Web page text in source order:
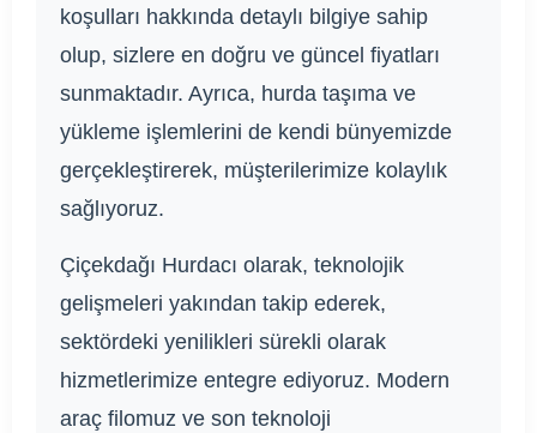
koşulları hakkında detaylı bilgiye sahip
olup, sizlere en doğru ve güncel fiyatları
sunmaktadır. Ayrıca, hurda taşıma ve
yükleme işlemlerini de kendi bünyemizde
gerçekleştirerek, müşterilerimize kolaylık
sağlıyoruz.
Çiçekdağı Hurdacı olarak, teknolojik
gelişmeleri yakından takip ederek,
sektördeki yenilikleri sürekli olarak
hizmetlerimize entegre ediyoruz. Modern
araç filomuz ve son teknoloji